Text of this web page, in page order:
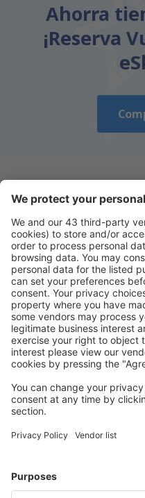
Ahorra
¡Reserva
Descarga
Planifica tu viaje
Vuelos baratos
Escapadas
Vuelo+Hotel